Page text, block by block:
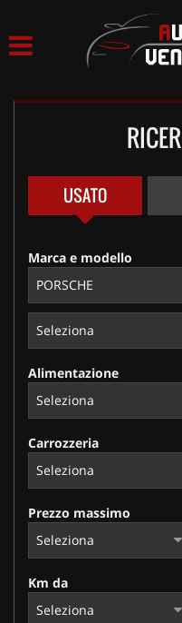
ASSISTENZAUSATO
Marca e modello
Alimentazione
Carrozzeria
Prezzo massimo
Km da